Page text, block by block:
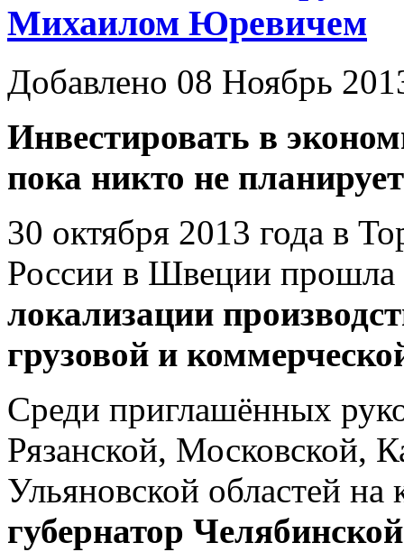
Михаилом Юревичем
Добавлено 08 Ноябрь
Инвестировать в
пока никто не планирует
30 октября 2013 года в
России в Швеции
локализации
грузовой и
Среди приглашённых
Рязанской, Московской,
Ульяновской областей
губернатор